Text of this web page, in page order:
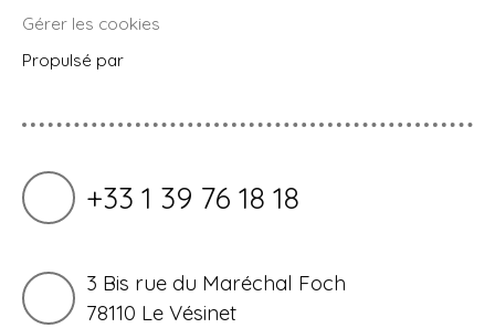
Gérer les cookies
Propulsé par
+33 1 39 76 18 18
3 Bis rue du Maréchal Foch
78110 Le Vésinet